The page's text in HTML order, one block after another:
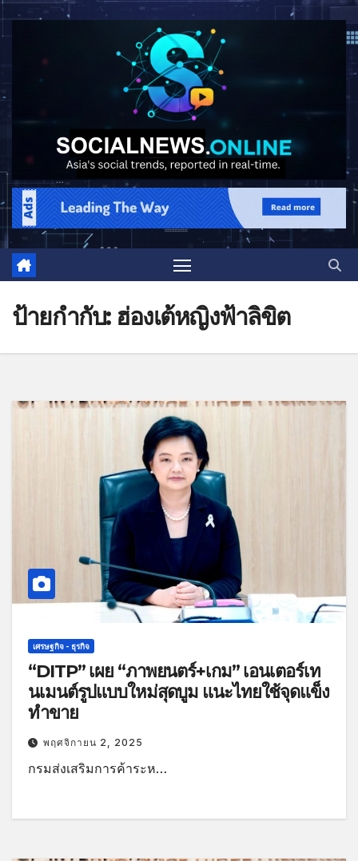
ป้ายกำกับ: ฮ่องเต้หญิงฟ้าลิขิต
เศรษฐกิจ - ธุรกิจ
“DITP” เผย “ภาพยนตร์+เกม” เอนเตอร์เท
นเมนต์รูปแบบใหม่สุดบูม แนะไทยใช้จุดแข็ง
ทำขาย
พฤศจิกายน 2, 2025
กรมส่งเสริมการค้าระห…